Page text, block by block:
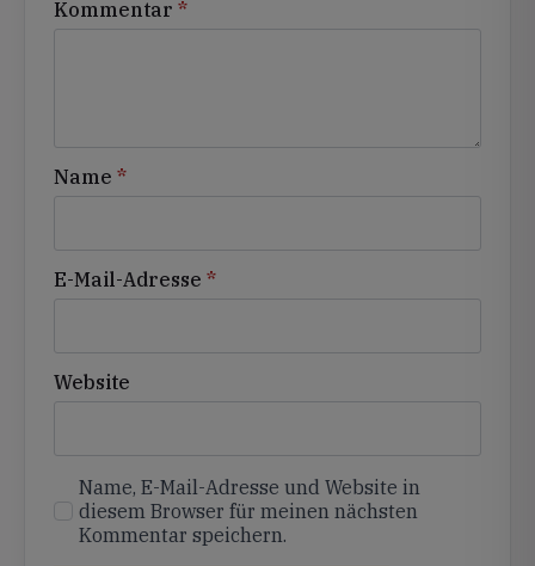
Kommentar *
Name *
E-Mail-Adresse *
Website
Name, E-Mail-Adresse und Website in
diesem Browser für meinen nächsten
Kommentar speichern.